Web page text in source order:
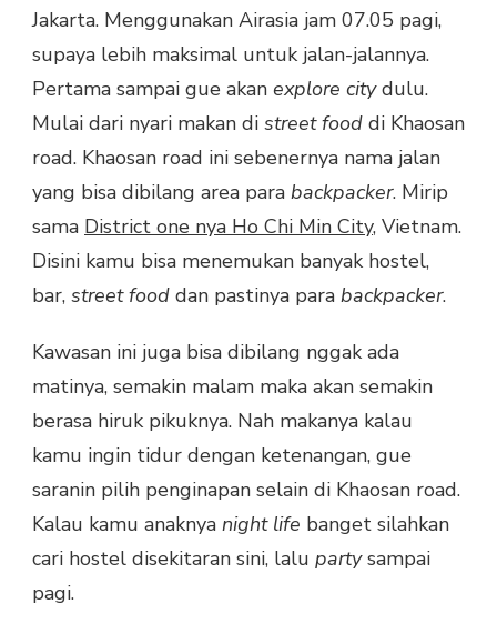
Jakarta. Menggunakan Airasia jam 07.05 pagi,
supaya lebih maksimal untuk jalan-jalannya.
Pertama sampai gue akan explore citydulu.
Mulai dari nyari makan di street food di Khaosan
road. Khaosan road ini sebenernya nama jalan
yang bisa dibilang area para backpacker. Mirip
sama District one nya Ho Chi Min City, Vietnam.
Disini kamu bisa menemukan banyak hostel,
bar, street food dan pastinya para backpacker.
Kawasan ini juga bisa dibilang nggak ada
matinya, semakin malam maka akan semakin
berasa hiruk pikuknya. Nah makanya kalau
kamu ingin tidur dengan ketenangan, gue
saranin pilih penginapan selain di Khaosan road.
Kalau kamu anaknya night life banget silahkan
cari hostel disekitaran sini, lalu partysampai
pagi.